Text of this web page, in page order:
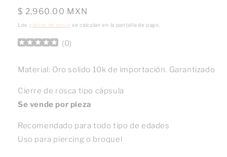
Precio
habitual
$ 2,960.00 MXN
Los gastos de envío se calculan en la pantalla de pago.
(0)
Material: Oro solido 10k de importación. Garantizado
Cierre de rosca tipo cápsula
Se vende por pieza
Recomendado para todo tipo de edades
Uso para piercing o broquel